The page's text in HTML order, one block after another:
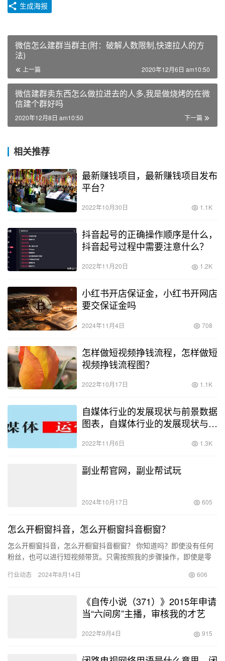
生成海报
微信怎么建群当群主(附：破解人数限制,快速拉人的方
法)
上一篇 2020年12月6日 am10:50
微信建群卖东西怎么做拉进去的人多,我是做烧烤的在微
信建个群好吗
下一篇
2020年12月8日 am10:50
相关推荐
最新赚钱项目，最新赚钱项目发布
平台？
2022年10月30日 1.1K
抖音起号的正确操作顺序是什么，
抖音起号过程中需要注意什么？
2022年11月20日 1.2K
小红书开店保证金，小红书开网店
要交保证金吗
2024年11月4日 708
怎样做短视频挣钱流程，怎样做短
视频挣钱流程图？
2022年10月17日 1.1K
自媒体行业的发展现状与前景数据
图表，自媒体行业的发展现状与前
2022年11月6日 1.3K
副业帮官网，副业帮试玩
2024年10月17日 605
怎么开橱窗抖音，怎么开橱窗抖音橱窗？
怎么开橱窗抖音，怎么开橱窗抖音橱窗？ 你知道吗？即使没有任何
粉丝，也可以进行短视频带货。只需按照我的步骤操作，即使是零
抖…
行业动态 2024年8月14日 606
《自传小说（371）》2015年申请
当“六间房”主播，审核我的才艺
2022年9月4日 915